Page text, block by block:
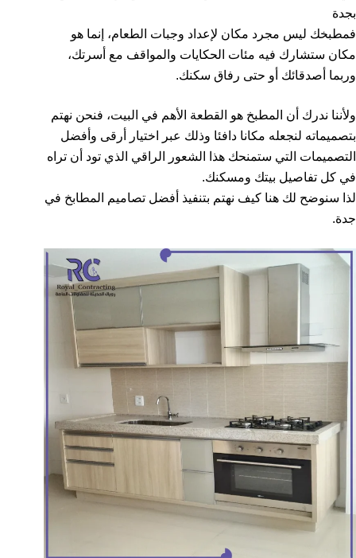
بجدة
فمطبخك ليس مجرد مكان لإعداد وجبات الطعام، إنما هو
مكان ستشارك فيه مئات الحكايات والمواقف مع أسرتك،
وربما أصدقائك أو حتى رفاق سكنك.
ولأننا ندرك أن المطبخ هو القطعة الأهم في البيت، فنحن نهتم
بتصميماته لنجعله مكانا دافئا وذلك عبر اختيار أرقى وأفضل
التصميمات التي ستمنحك هذا الشعور الراقي الذي تود أن تراه
في كل تفاصيل بيتك ومسكنك.
لذا سنوضح لك هنا كيف نهتم بتنفيذ أفضل تصاميم المطابخ في
جدة.